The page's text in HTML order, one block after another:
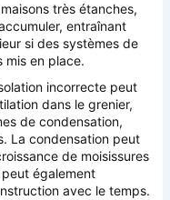
très étanches,
entraînant
si des systèmes de
mis en place.
incorrecte peut
dans le grenier,
de condensation,
La condensation peut
de moisissures
également
avec le temps.